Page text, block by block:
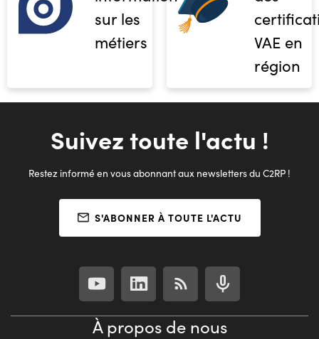
sur les
métiers
VAE en
région
Suivez toute l'actu !
Restez informé en vous abonnant aux newsletters du C2RP !
S'ABONNER À TOUTE L'ACTU
À propos de nous